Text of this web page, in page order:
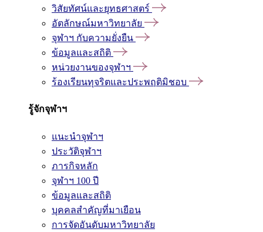
วิสัยทัศน์และยุทธศาสตร์
อัตลักษณ์มหาวิทยาลัย
จุฬาฯ กับความยั่งยืน
ข้อมูลและสถิติ
หน่วยงานของจุฬาฯ
ร้องเรียนทุจริตและประพฤติมิชอบ
รู้จักจุฬาฯ
แนะนำจุฬาฯ
ประวัติจุฬาฯ
ภารกิจหลัก
จุฬาฯ 100 ปี
ข้อมูลและสถิติ
บุคคลสำคัญที่มาเยือน
การจัดอันดับมหาวิทยาลัย